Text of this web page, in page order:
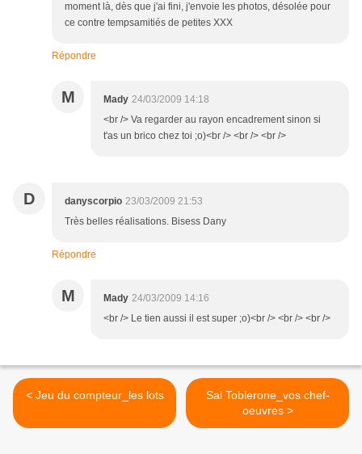
moment là, dès que j'ai fini, j'envoie les photos, désolée pour
ce contre tempsamitiés de petites XXX
Répondre
M Mady 24/03/2009 14:18
<br /> Va regarder au rayon encadrement sinon si
t'as un brico chez toi ;o)<br /> <br /> <br />
D danyscorpio 23/03/2009 21:53
Très belles réalisations. Bisess Dany
Répondre
M Mady 24/03/2009 14:16
<br /> Le tien aussi il est super ;o)<br /> <br /> <br />
< Jeu du compteur_les lots
Sal Toblerone_vos chef-
oeuvres >